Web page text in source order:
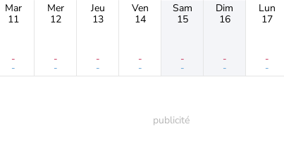
Mar
11
-
-
Mer
12
-
-
Jeu
13
-
-
Ven
14
-
-
Sam
15
-
-
Dim
16
-
-
Lun
17
-
-